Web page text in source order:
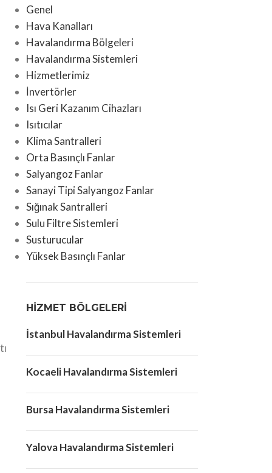
Genel
Hava Kanalları
Havalandırma Bölgeleri
Havalandırma Sistemleri
Hizmetlerimiz
İnvertörler
Isı Geri Kazanım Cihazları
Isıtıcılar
Klima Santralleri
Orta Basınçlı Fanlar
Salyangoz Fanlar
Sanayi Tipi Salyangoz Fanlar
Sığınak Santralleri
Sulu Filtre Sistemleri
Susturucular
Yüksek Basınçlı Fanlar
HIZMET BÖLGELERI
İstanbul Havalandırma Sistemleri
Kocaeli Havalandırma Sistemleri
Bursa Havalandırma Sistemleri
Yalova Havalandırma Sistemleri